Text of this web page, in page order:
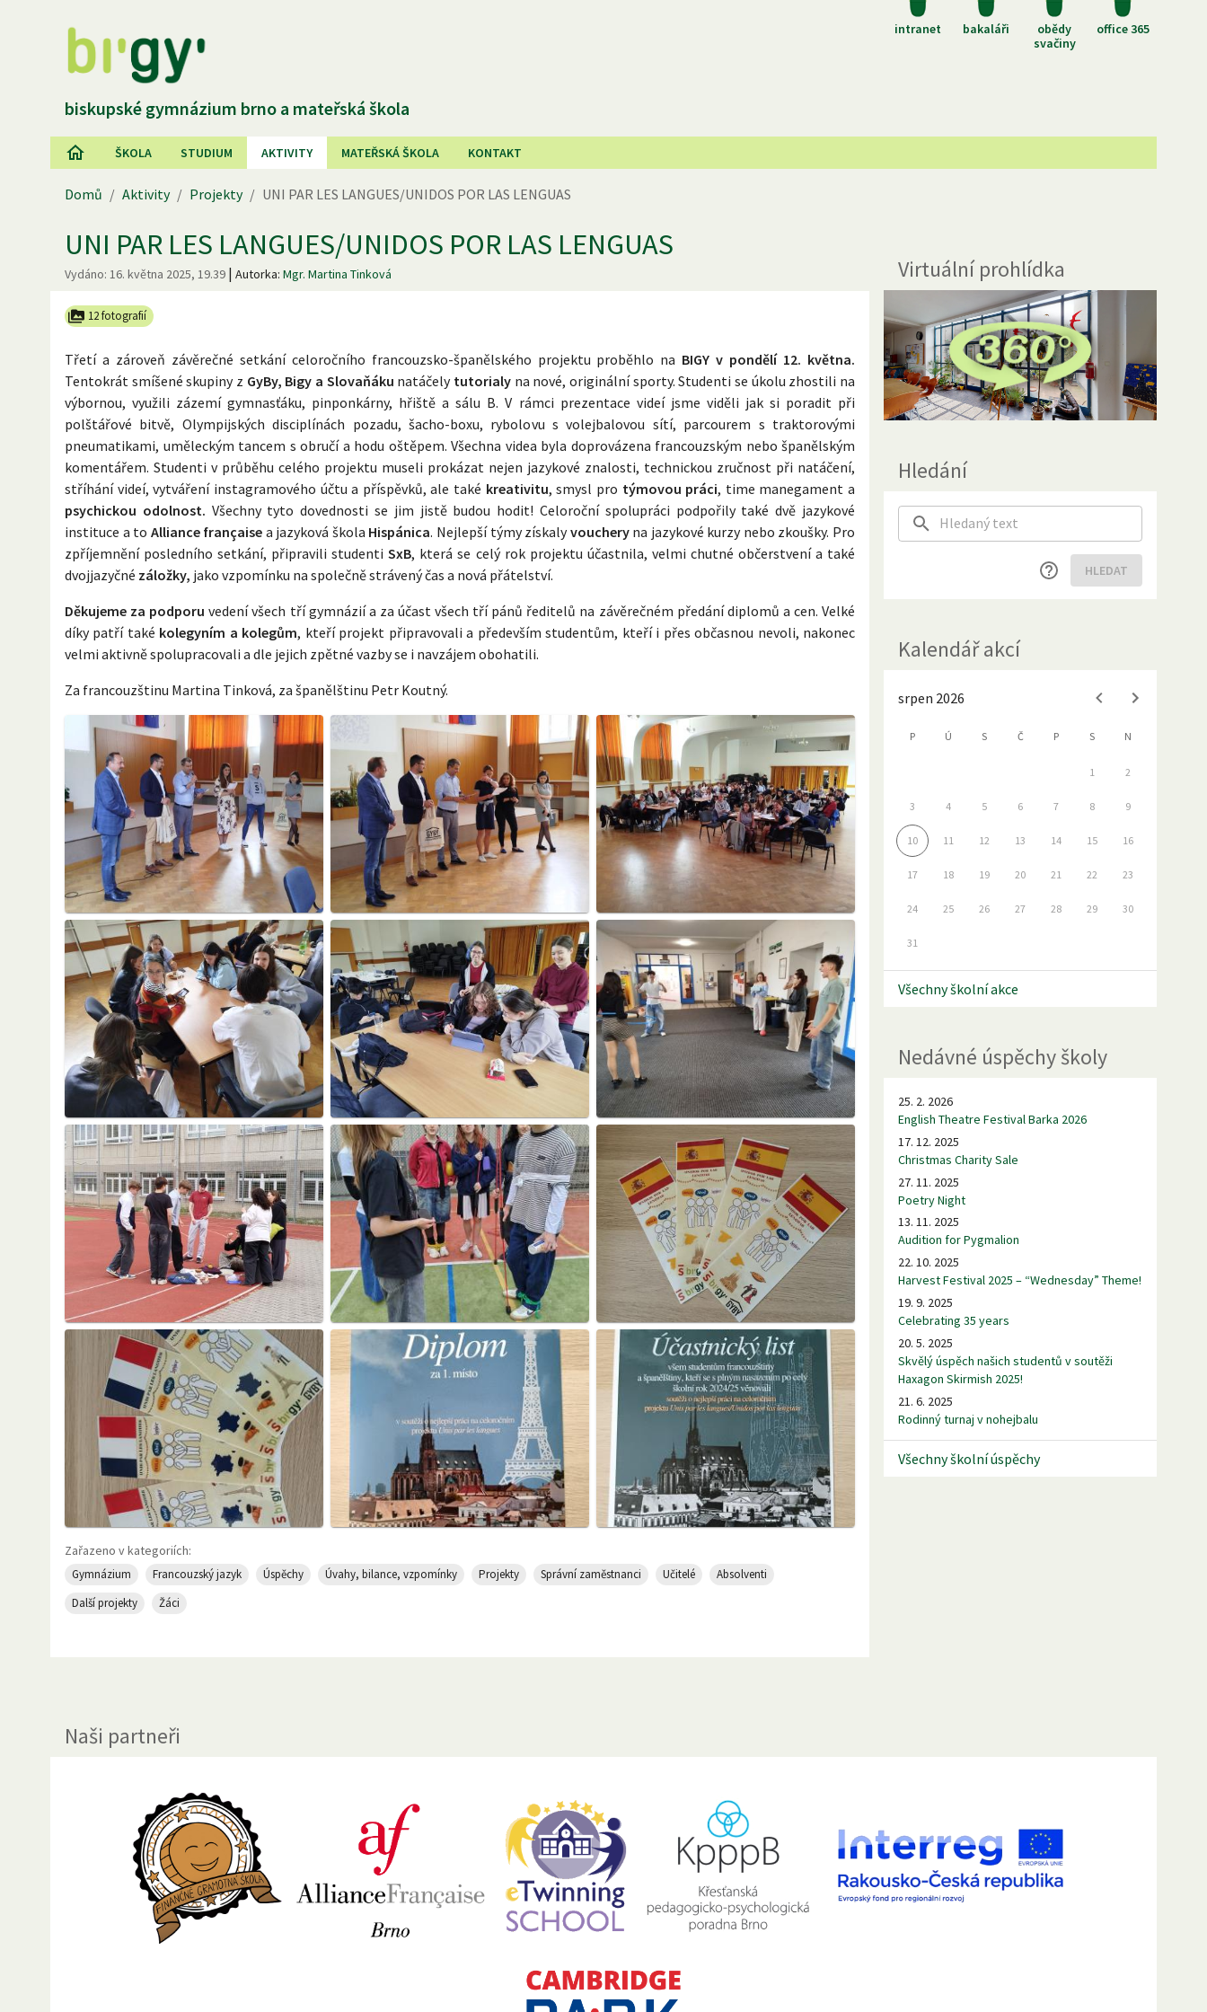
intranet bakaláři
obědy
svačiny
office 365
biskupské gymnázium brno a mateřská škola
ŠKOLA STUDIUM AKTIVITY MATEŘSKÁ ŠKOLA KONTAKT
Domů / Aktivity / Projekty / UNI PAR LES LANGUES/UNIDOS POR LAS LENGUAS
UNI PAR LES LANGUES/UNIDOS POR LAS LENGUAS
Vydáno: 16. května 2025, 19.39 | Autorka: Mgr. Martina Tinková
12 fotografií
Třetí a zároveň závěrečné setkání celoročního francouzsko-španělského projektu proběhlo na BIGY v pondělí 12. května.
Tentokrát smíšené skupiny z GyBy, Bigy a Slovaňáku natáčely tutorialy na nové, originální sporty. Studenti se úkolu zhostili na
výbornou, využili zázemí gymnasťáku, pinponkárny, hřiště a sálu B. V rámci prezentace videí jsme viděli jak si poradit při
polštářové bitvě, Olympijských disciplínách pozadu, šacho-boxu, rybolovu s volejbalovou sítí, parcourem s traktorovými
pneumatikami, uměleckým tancem s obručí a hodu oštěpem. Všechna videa byla doprovázena francouzským nebo španělským
komentářem. Studenti v průběhu celého projektu museli prokázat nejen jazykové znalosti, technickou zručnost při natáčení,
stříhání videí, vytváření instagramového účtu a příspěvků, ale také kreativitu, smysl pro týmovou práci, time manegament a
psychickou odolnost. Všechny tyto dovednosti se jim jistě budou hodit! Celoroční spolupráci podpořily také dvě jazykové
instituce a to Alliance française a jazyková škola Hispánica. Nejlepší týmy získalyvouchery na jazykové kurzy nebo zkoušky. Pro
zpříjemnění posledního setkání, připravili studentiSxB, která se celý rok projektu účastnila, velmi chutné občerstvení a také
dvojjazyčné záložky, jako vzpomínku na společně strávený čas a nová přátelství.
Děkujeme za podporu vedení všech tří gymnázií a za účast všech tří pánů ředitelů na závěrečném předání diplomů a cen. Velké
díky patří také kolegyním a kolegům, kteří projekt připravovali a především studentům, kteří i přes občasnou nevoli, nakonec
velmi aktivně spolupracovali a dle jejich zpětné vazby se i navzájem obohatili.
Za francouzštinu Martina Tinková, za španělštinu Petr Koutný.
Zařazeno v kategoriích:
Gymnázium Francouzský jazyk Úspěchy Úvahy, bilance, vzpomínky Projekty Správní zaměstnanci Učitelé
Absolventi
Další projekty
Žáci
Virtuální prohlídka
Hledání
HLEDAT
Kalendář akcí
srpen 2026
P Ú S Č P S N
1 2
3 4 5 6 7 8 9
10 11 12 13 14 15 16
17 18 19 20 21 22 23
24 25 26 27 28 29 30
31
Všechny školní akce
Nedávné úspěchy školy
25. 2. 2026
English Theatre Festival Barka 2026
17. 12. 2025
Christmas Charity Sale
27. 11. 2025
Poetry Night
13. 11. 2025
Audition for Pygmalion
22. 10. 2025
Harvest Festival 2025 – “Wednesday” Theme!
19. 9. 2025
Celebrating 35 years
20. 5. 2025
Skvělý úspěch našich studentů v soutěži
Haxagon Skirmish 2025!
21. 6. 2025
Rodinný turnaj v nohejbalu
Všechny školní úspěchy
Naši partneři